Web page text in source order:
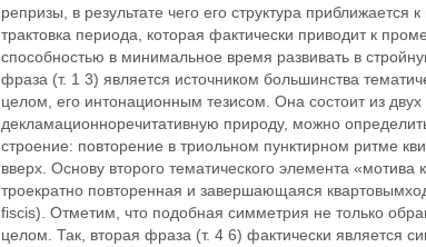
репризы, в результате чего его структура
трактовка периода, которая фактически приводит к
способностью в минимальное время развивать в
фраза (т. 1 ‬3) является источником большинства
целом, его интонационным тезисом. Она состоит из
декламационноречитативную природу, можно
строение: повторение в триольном пунктирном ритме
вверх. Основу второго тематического элемента ‬«мотива
троекратно повторенная и завершающаяся
fis‬cis). Отметим, что подобная симметрия не только
целом. Так, вторая фраза (т. 4 ‬6) фактически является